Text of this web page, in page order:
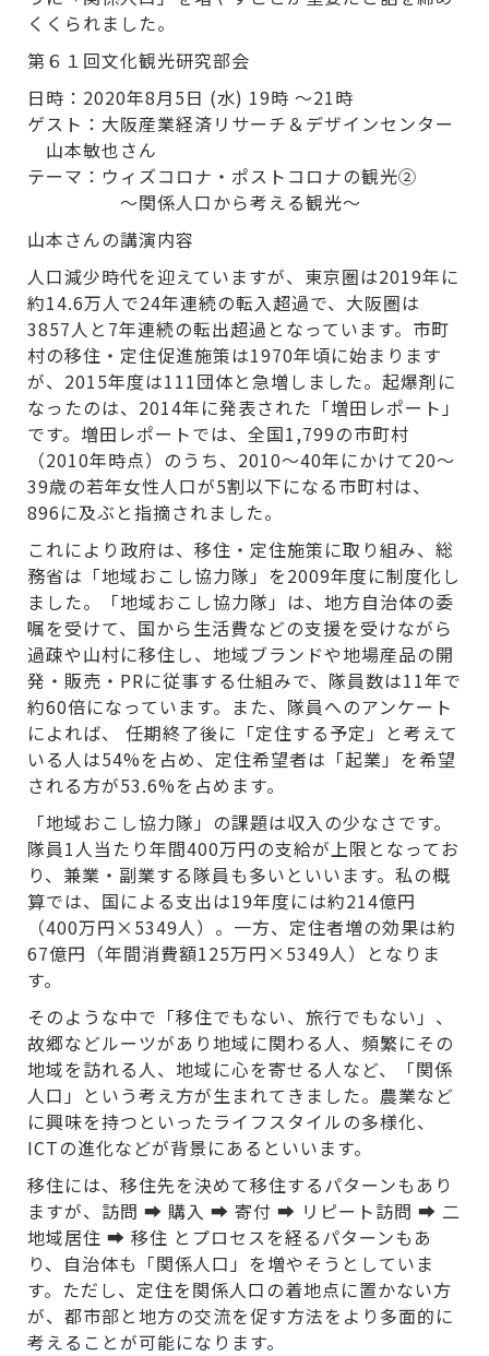
くくられました。
第６１回文化観光研究部会
日時：2020年8月5日 (水) 19時 ～21時
ゲスト：大阪産業経済リサーチ＆デザインセンター
山本敏也さん
テーマ：ウィズコロナ・ポストコロナの観光②
～関係人口から考える観光～
山本さんの講演内容
人口減少時代を迎えていますが、東京圏は2019年に
約14.6万人で24年連続の転入超過で、大阪圏は
3857人と7年連続の転出超過となっています。市町
村の移住・定住促進施策は1970年頃に始まります
が、2015年度は111団体と急増しました。起爆剤に
なったのは、2014年に発表された「増田レポート」
です。増田レポートでは、全国1,799の市町村
（2010年時点）のうち、2010〜40年にかけて20〜
39歳の若年女性人口が5割以下になる市町村は、
896に及ぶと指摘されました。
これにより政府は、移住・定住施策に取り組み、総
務省は「地域おこし協力隊」を2009年度に制度化し
ました。「地域おこし協力隊」は、地方自治体の委
嘱を受けて、国から生活費などの支援を受けながら
過疎や山村に移住し、地域ブランドや地場産品の開
発・販売・PRに従事する仕組みで、隊員数は11年で
約60倍になっています。また、隊員へのアンケート
によれば、 任期終了後に「定住する予定」と考えて
いる人は54%を占め、定住希望者は「起業」を希望
される方が53.6%を占めます。
「地域おこし協力隊」の課題は収入の少なさです。
隊員1人当たり年間400万円の支給が上限となってお
り、兼業・副業する隊員も多いといいます。私の概
算では、国による支出は19年度には約214億円
（400万円×5349人）。一方、定住者増の効果は約
67億円（年間消費額125万円×5349人）となりま
す。
そのような中で「移住でもない、旅行でもない」、
故郷などルーツがあり地域に関わる人、頻繁にその
地域を訪れる人、地域に心を寄せる人など、「関係
人口」という考え方が生まれてきました。農業など
に興味を持つといったライフスタイルの多様化、
ICTの進化などが背景にあるといいます。
移住には、移住先を決めて移住するパターンもあり
ますが、訪問 ➡ 購入 ➡ 寄付 ➡ リピート訪問 ➡ 二
地域居住 ➡ 移住 とプロセスを経るパターンもあ
り、自治体も「関係人口」を増やそうとしていま
す。ただし、定住を関係人口の着地点に置かない方
が、都市部と地方の交流を促す方法をより多面的に
考えることが可能になります。